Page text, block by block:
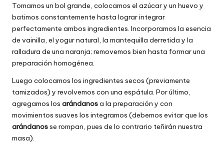
Tomamos un bol grande, colocamos el azúcar y un huevo y
batimos constantemente hasta lograr integrar
perfectamente ambos ingredientes. Incorporamos la esencia
de vainilla, el yogur natural, la mantequilla derretida y la
ralladura de una naranja; removemos bien hasta formar una
preparación homogénea.
Luego colocamos los ingredientes secos (previamente
tamizados) y revolvemos con una espátula. Por último,
agregamos los arándanosa la preparación y con
movimientos suaves los integramos (debemos evitar que los
arándanosse rompan, pues de lo contrario teñirán nuestra
masa).